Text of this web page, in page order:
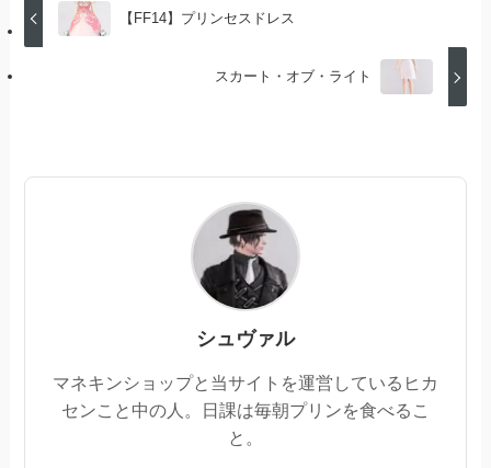
【FF14】プリンセスドレス
スカート・オブ・ライト
シュヴァル
マネキンショップと当サイトを運営しているヒカ
センこと中の人。日課は毎朝プリンを食べるこ
と。